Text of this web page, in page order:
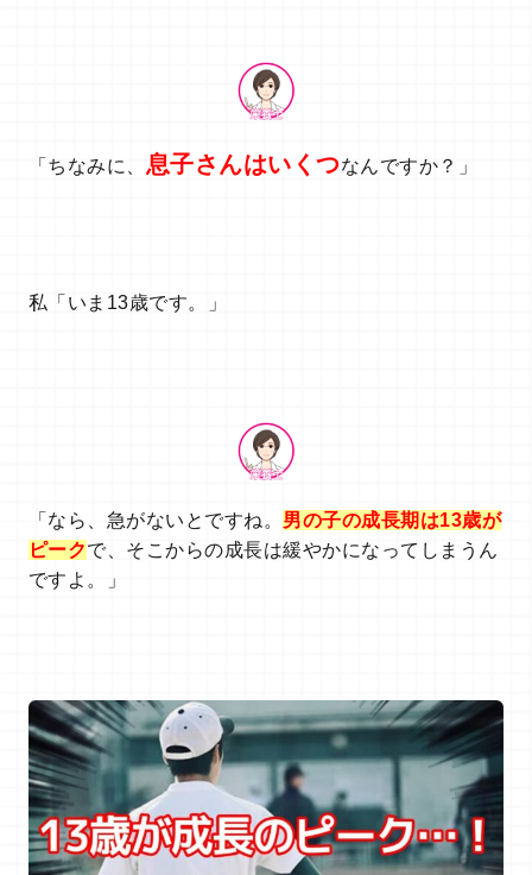
「ちなみに、 息子さんはいくつなんですか？」
私「いま13歳です。」
「なら、急がないとですね。 男の子の成長期は13歳が
ピークで、そこからの成長は緩やかになってしまうん
ですよ。」